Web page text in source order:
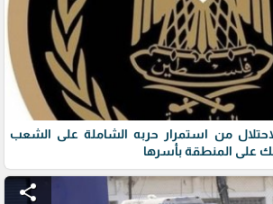
من استمرار حربه الشاملة على الشعب
على المنطقة بأسرها
share